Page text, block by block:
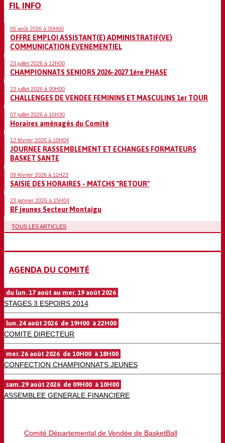
FIL INFO
05 août 2026 à 00H00
OFFRE EMPLOI ASSISTANT(E) ADMINISTRATIF(VE)
COMMUNICATION EVENEMENTIEL
23 juillet 2026 à 12H00
CHAMPIONNATS SENIORS 2026-2027 1ère PHASE
23 juillet 2026 à 00H00
CHALLENGES DE VENDEE FEMININS ET MASCULINS 1er TOUR
07 juillet 2026 à 16H30
Horaires aménagés du Comité
12 février 2026 à 10H04
JOURNEE RASSEMBLEMENT ET ECHANGES FORMATEURS
BASKET SANTE
09 février 2026 à 11H23
SAISIE DES HORAIRES - MATCHS "RETOUR"
23 janvier 2026 à 15H04
BF jeunes Secteur Montaigu
TOUS LES ARTICLES
AGENDA DU COMITÉ
du lun. 17 août au mer. 19 août 2026
STAGES 3 ESPOIRS 2014
lun. 24 août 2026 de 19H00 à 22H00
COMITE DIRECTEUR
mer. 26 août 2026 de 10H00 à 18H00
CONFECTION CHAMPIONNATS JEUNES
sam. 29 août 2026 de 09H00 à 10H00
ASSEMBLEE GENERALE FINANCIERE
Comité Départemental de Vendée de BasketBall